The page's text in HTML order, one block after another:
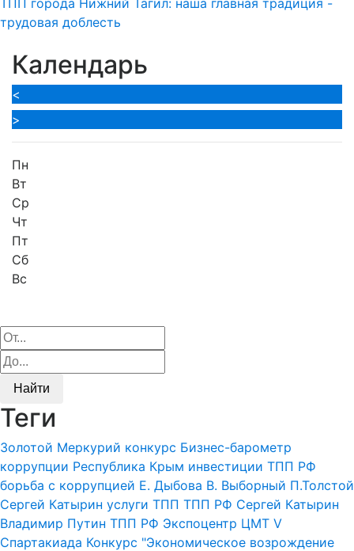
трудовая доблесть
Календарь
<
>
Пн
Вт
Ср
Чт
Пт
Сб
Вс
Найти
Теги
Золотой Меркурий конкурс Бизнес-барометр
коррупции Республика Крым инвестиции ТПП РФ
борьба с коррупцией Е. Дыбова В. Выборный П.Толстой
Сергей Катырин услуги ТПП ТПП РФ Сергей Катырин
Владимир Путин ТПП РФ Экспоцентр ЦМТ V
Спартакиада Конкурс "Экономическое возрождение